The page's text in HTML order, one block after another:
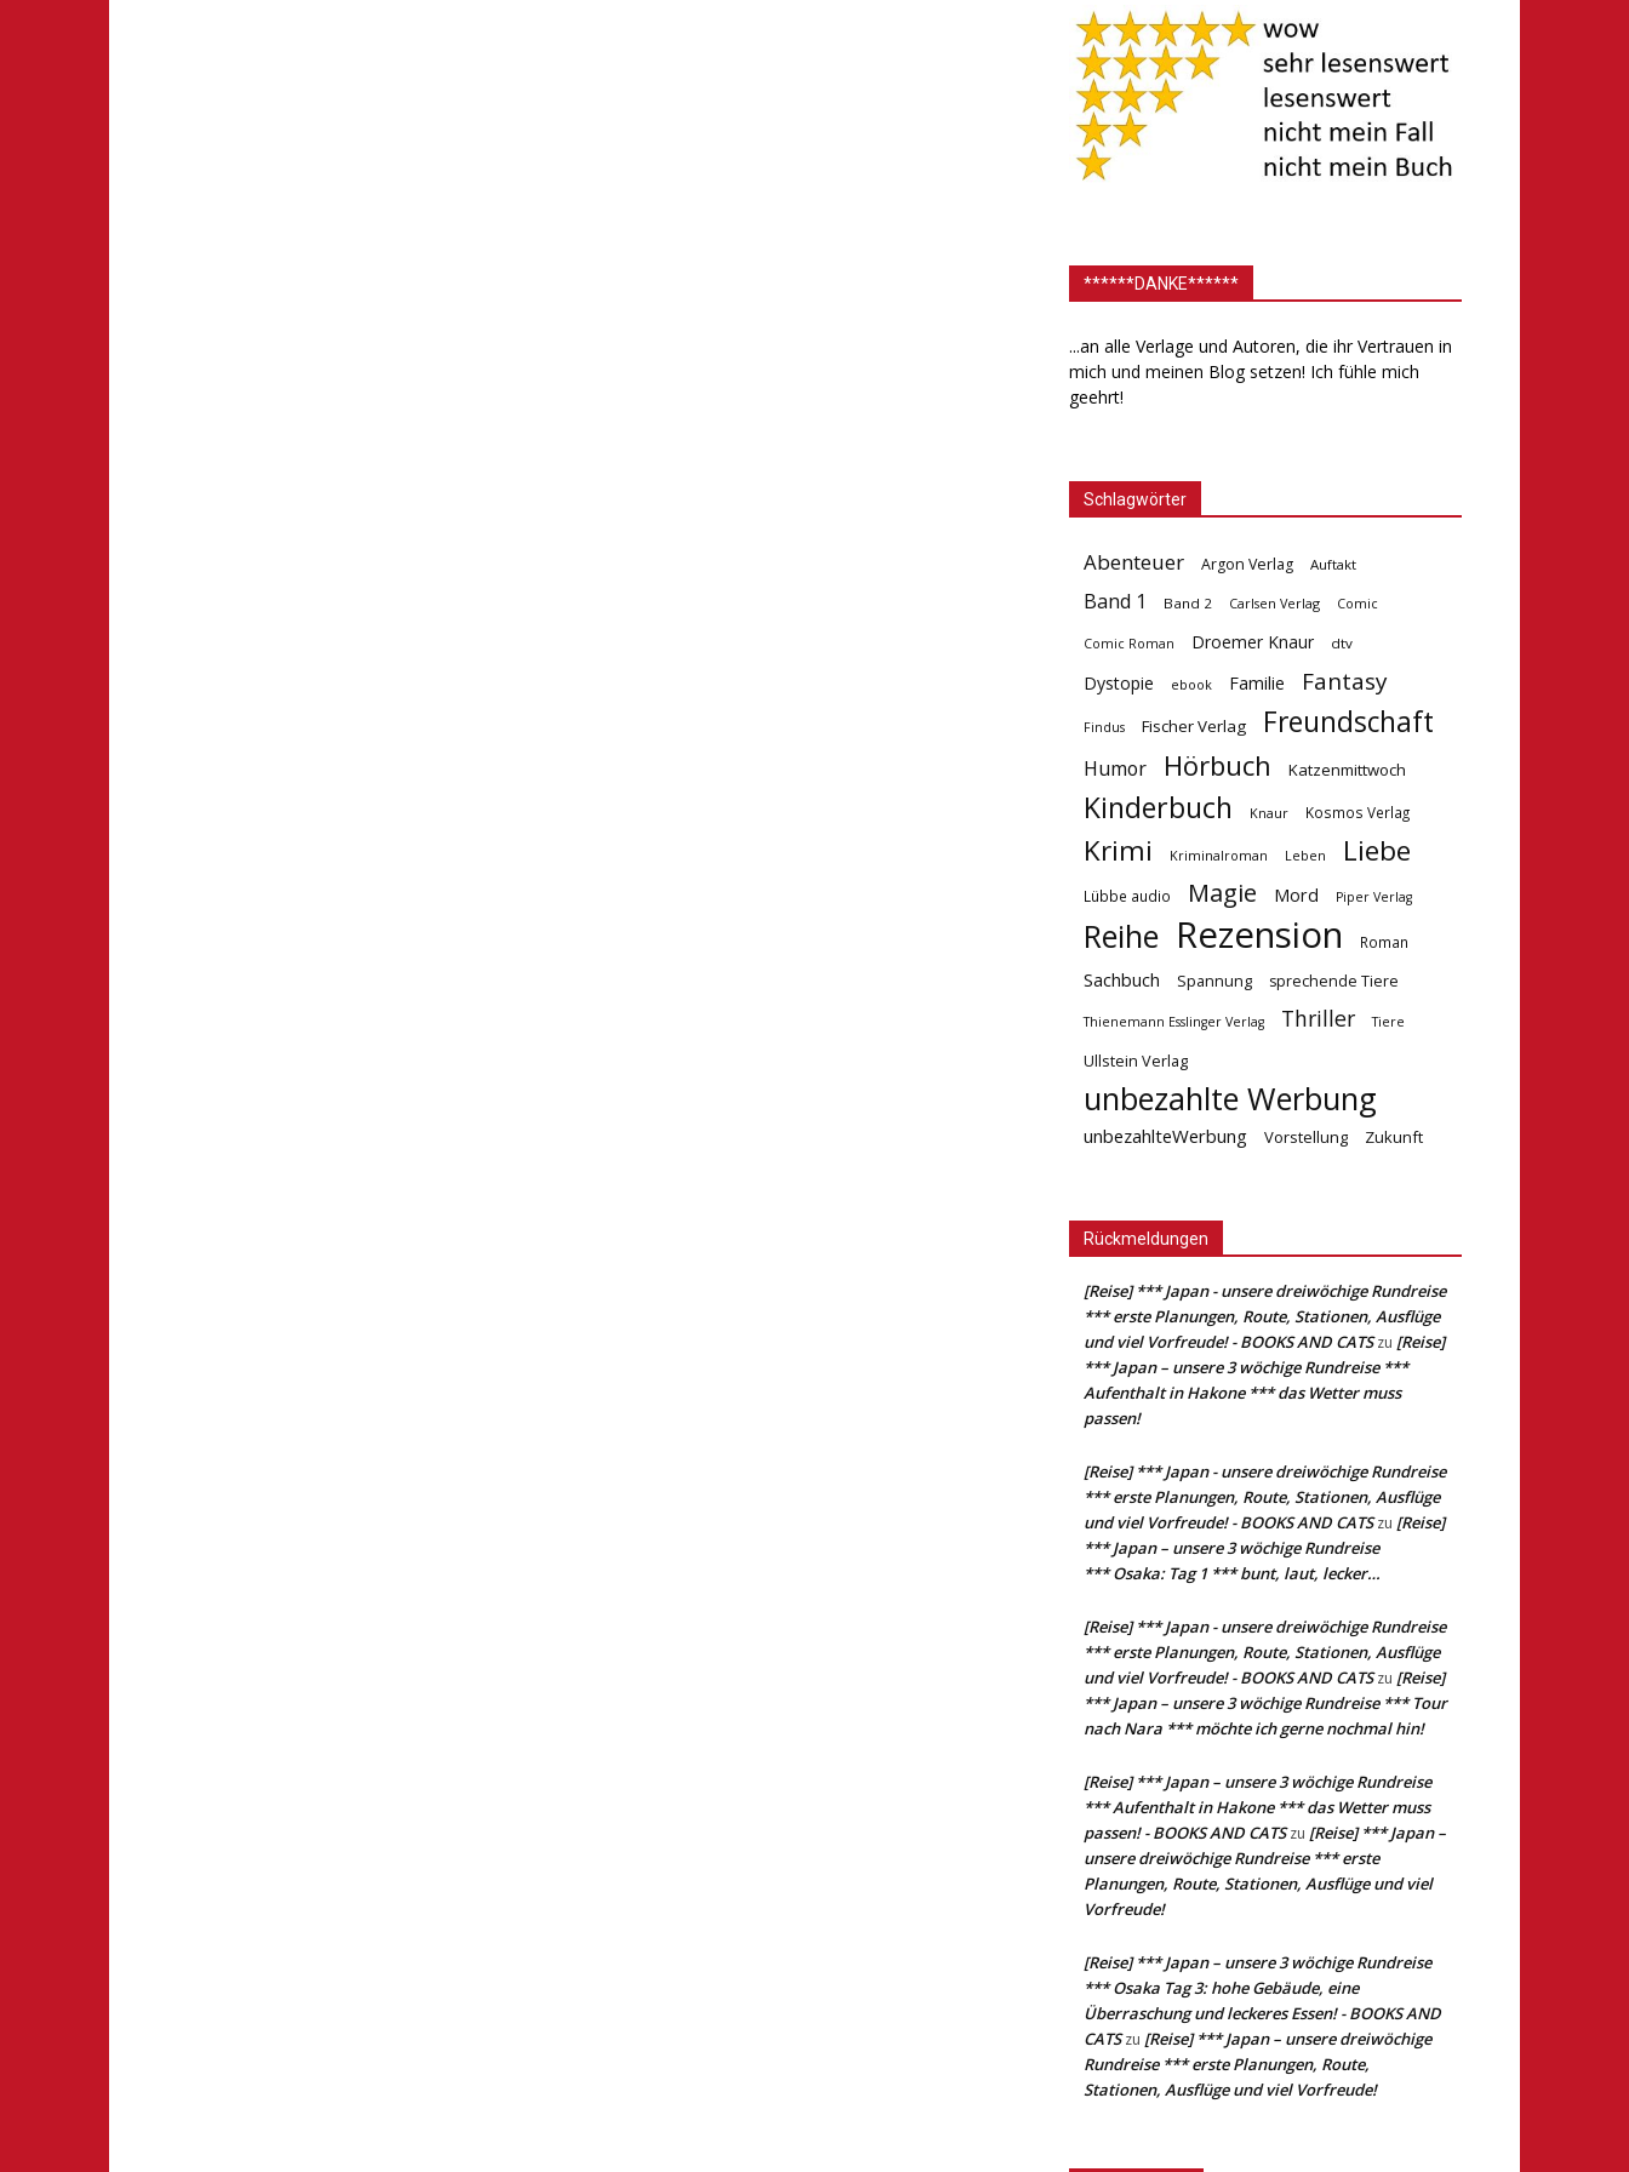
******DANKE******
...an alle Verlage und Autoren, die ihr Vertrauen in
mich und meinen Blog setzen! Ich fühle mich
geehrt!
Schlagwörter
Abenteuer Argon Verlag Auftakt
Band 1 Band 2 Carlsen Verlag Comic
Comic Roman Droemer Knaur dtv
Dystopie ebook Familie Fantasy
Findus Fischer Verlag Freundschaft
Humor Hörbuch Katzenmittwoch
Kinderbuch Knaur Kosmos Verlag
Krimi Kriminalroman Leben Liebe
Lübbe audio Magie Mord Piper Verlag
Reihe Rezension Roman
Sachbuch Spannung sprechende Tiere
Thienemann Esslinger Verlag Thriller Tiere
Ullstein Verlag
unbezahlte Werbung
unbezahlteWerbung Vorstellung Zukunft
Rückmeldungen
[Reise] *** Japan - unsere dreiwöchige Rundreise
*** erste Planungen, Route, Stationen, Ausflüge
und viel Vorfreude! - BOOKS AND CATSzu [Reise]
*** Japan – unsere 3 wöchige Rundreise ***
Aufenthalt in Hakone *** das Wetter muss
passen!
[Reise] *** Japan - unsere dreiwöchige Rundreise
*** erste Planungen, Route, Stationen, Ausflüge
und viel Vorfreude! - BOOKS AND CATSzu [Reise]
*** Japan – unsere 3 wöchige Rundreise
*** Osaka: Tag 1 *** bunt, laut, lecker…
[Reise] *** Japan - unsere dreiwöchige Rundreise
*** erste Planungen, Route, Stationen, Ausflüge
und viel Vorfreude! - BOOKS AND CATSzu [Reise]
*** Japan – unsere 3 wöchige Rundreise *** Tour
nach Nara *** möchte ich gerne nochmal hin!
[Reise] *** Japan – unsere 3 wöchige Rundreise
*** Aufenthalt in Hakone *** das Wetter muss
passen! - BOOKS AND CATSzu [Reise] *** Japan –
unsere dreiwöchige Rundreise *** erste
Planungen, Route, Stationen, Ausflüge und viel
Vorfreude!
[Reise] *** Japan – unsere 3 wöchige Rundreise
*** Osaka Tag 3: hohe Gebäude, eine
Überraschung und leckeres Essen! - BOOKS AND
CATSzu [Reise] *** Japan – unsere dreiwöchige
Rundreise *** erste Planungen, Route,
Stationen, Ausflüge und viel Vorfreude!